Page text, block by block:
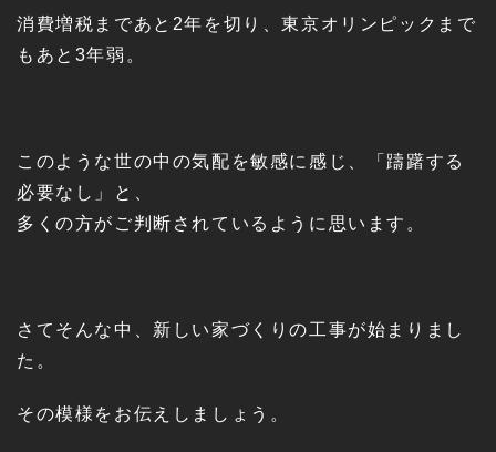
消費増税まであと2年を切り、東京オリンピックまで
もあと3年弱。
このような世の中の気配を敏感に感じ、「躊躇する
必要なし」と、
多くの方がご判断されているように思います。
さてそんな中、新しい家づくりの工事が始まりまし
た。
その模様をお伝えしましょう。